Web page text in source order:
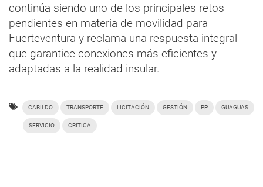
continúa siendo uno de los principales retos
pendientes en materia de movilidad para
Fuerteventura y reclama una respuesta integral
que garantice conexiones más eficientes y
adaptadas a la realidad insular.
CABILDO TRANSPORTE LICITACIÓN GESTIÓN PP GUAGUAS
SERVICIO CRITICA